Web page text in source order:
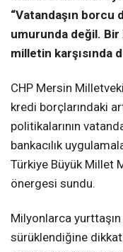
“Vatandaşın borcu
umurunda değil. Bir
milletin karşısında
CHP Mersin
kredi borçlarındaki
politikalarının
bankacılık
Türkiye Büyük Millet
önergesi sundu.
Milyonlarca
sürüklendiğine dikkat